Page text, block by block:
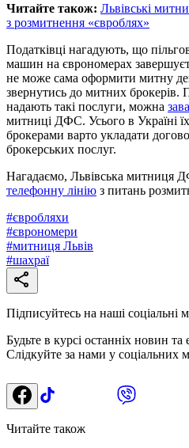
Читайте також: Львівські
з розмитнення «євроблях»
Податківці нагадують, що
машин на єврономерах
не може сама оформити митну
звернутись до митних брокерів.
надають такі послуги, можна
митниці ДФС. Усього в Україні
брокерами варто укладати
брокерських послуг.
Нагадаємо, Львівська митниця
телефонну лінію з питань
#євробляхи
#єврономери
#митниця Львів
#шахраї
Підписуйтесь на наші соціальні
Будьте в курсі останніх новин
Слідкуйте за нами у соціальних
Читайте також